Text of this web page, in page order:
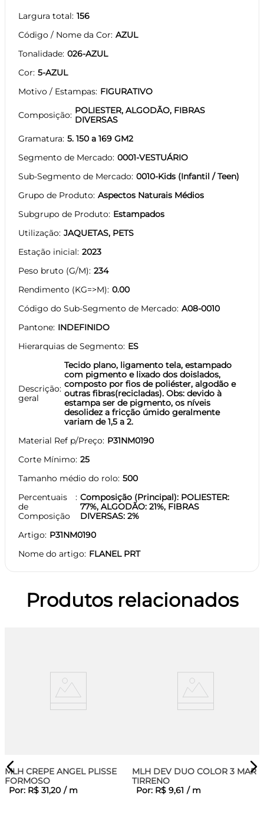
Largura total 156
Código / Nome da Cor AZUL
Tonalidade 026-AZUL
Cor 5-AZUL
Motivo / Estampas FIGURATIVO
Composição POLIESTER, ALGODÃO, FIBRAS
DIVERSAS
Gramatura 5. 150 a 169 GM2
Segmento de Mercado 0001-VESTUÁRIO
Sub-Segmento de Mercado 0010-Kids (Infantil / Teen)
Grupo de Produto Aspectos Naturais Médios
Subgrupo de Produto Estampados
Utilização JAQUETAS, PETS
Estação inicial 2023
Peso bruto (G/M) 234
Rendimento (KG=>M) 0.00
Código do Sub-Segmento de Mercado A08-0010
Pantone INDEFINIDO
Hierarquias de Segmento ES
Descrição
geral
Tecido plano, ligamento tela, estampado
com pigmento e lixado dos doislados,
composto por fios de poliéster, algodão e
outras fibras(recicladas). Obs: devido à
estampa ser de pigmento, os níveis
desolidez a fricção úmido geralmente
variam de 1,5 a 2.
Material Ref p/Preço P31NM0190
Corte Mínimo 25
Tamanho médio do rolo 500
Percentuais
de
Composição
Composição (Principal): POLIESTER:
77%, ALGODÃO: 21%, FIBRAS
DIVERSAS: 2%
Artigo P31NM0190
Nome do artigo FLANEL PRT
Produtos relacionados
MLH CREPE ANGEL PLISSE
FORMOSO
Por: R$ 31,20 / m
MLH DEV DUO COLOR 3 MAR
TIRRENO
Por: R$ 9,61 / m